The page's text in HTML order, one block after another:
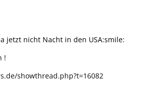
jetzt nicht Nacht in den USA:smile:
!
showthread.php?t=16082